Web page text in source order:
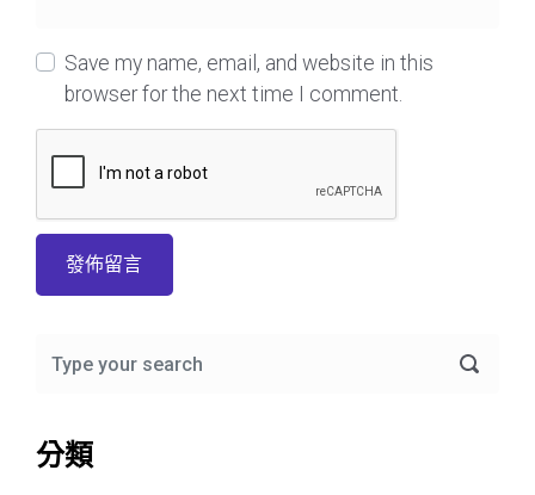
Save my name, email, and website in this
browser for the next time I comment.
分類